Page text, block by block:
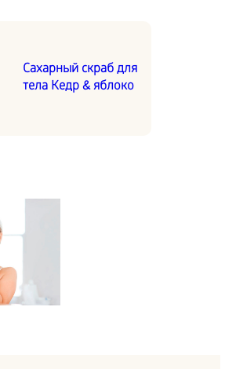
Сахарный скраб для
тела Кедр & яблоко